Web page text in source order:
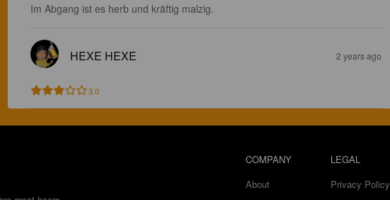
Im Abgang ist es herb und kräftig malzig.
HEXE HEXE 2 years ago
3.0
COMPANY
About
LEGAL
Privacy Policy